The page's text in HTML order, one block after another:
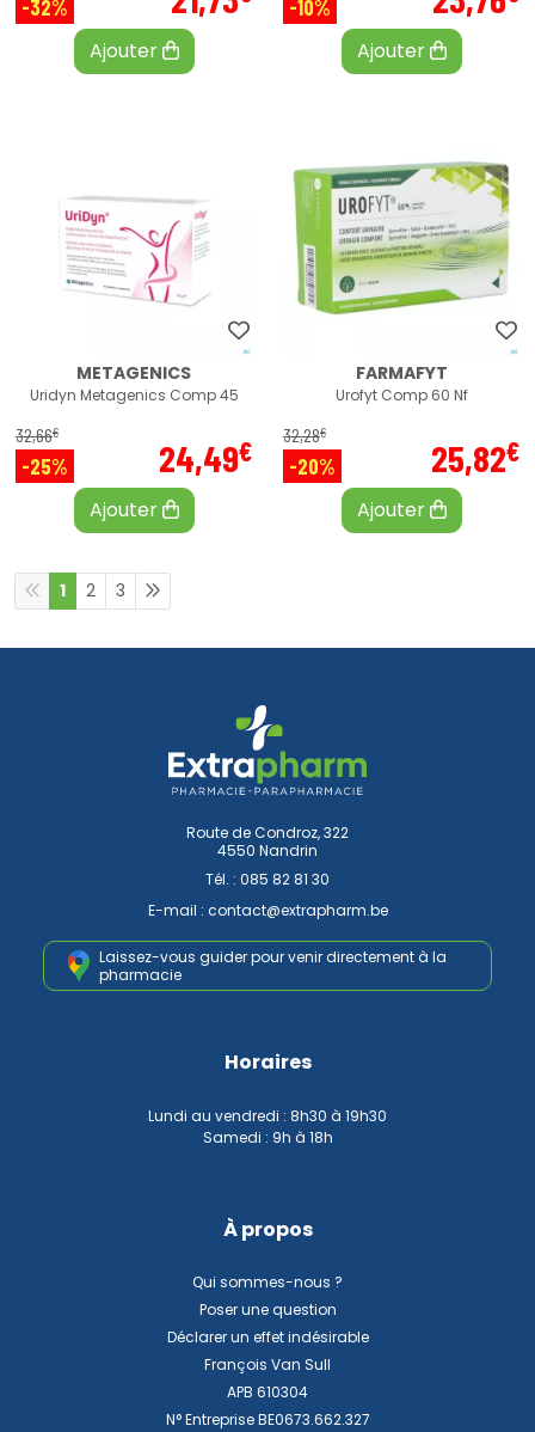
-32%
Ajouter
-10%
Ajouter
METAGENICS
Uridyn Metagenics Comp 45
32,66€
-25% 24,49€
Ajouter
FARMAFYT
Urofyt Comp 60 Nf
32,28€
-20% 25,82€
Ajouter
1 2 3
Route de Condroz, 322
4550 Nandrin
Tél. : 085 82 81 30
E-mail : contact@extrapharm.be
Laissez-vous guider pour venirdirectement à la
pharmacie
Horaires
Lundi au vendredi : 8h30 à 19h30
Samedi : 9h à 18h
À propos
Qui sommes-nous ?
Poser une question
Déclarer un effet indésirable
François Van Sull
APB 610304
N° Entreprise BE0673.662.327